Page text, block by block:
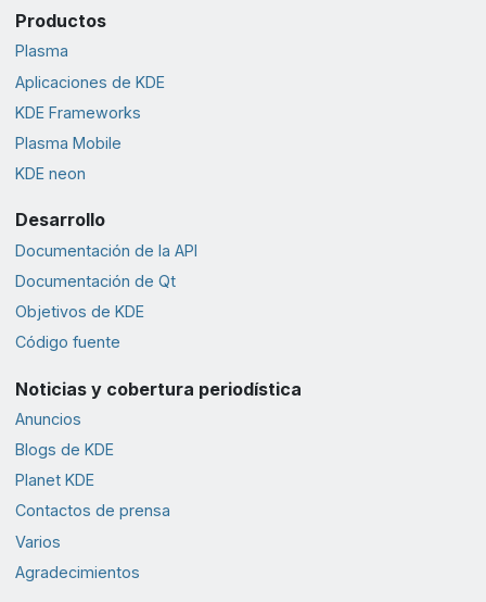
Productos
Plasma
Aplicaciones de KDE
KDE Frameworks
Plasma Mobile
KDE neon
Desarrollo
Documentación de la API
Documentación de Qt
Objetivos de KDE
Código fuente
Noticias y cobertura periodística
Anuncios
Blogs de KDE
Planet KDE
Contactos de prensa
Varios
Agradecimientos